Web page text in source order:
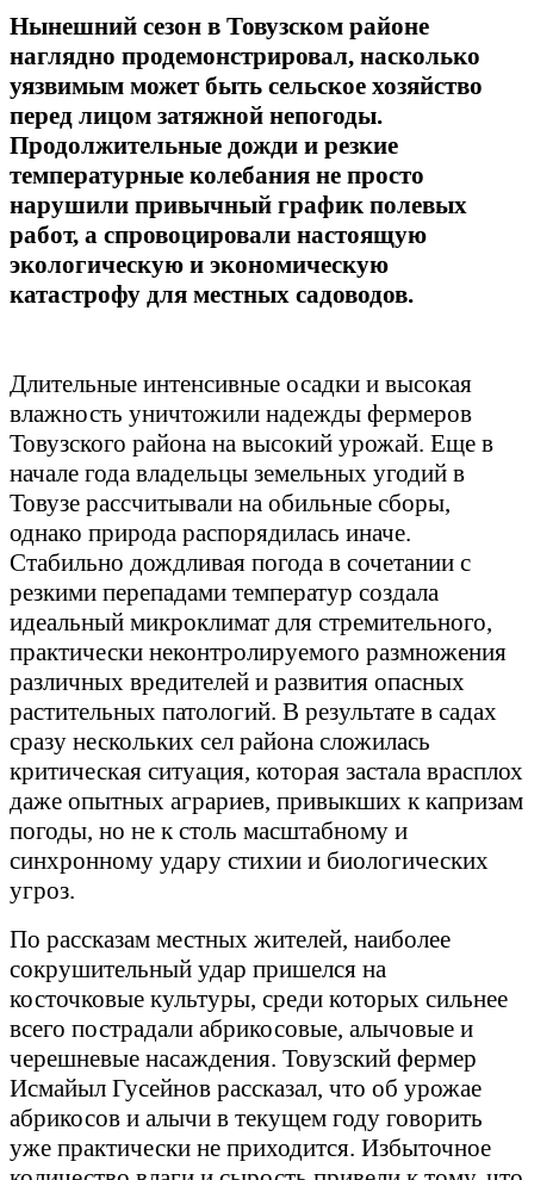
Нынешний сезон в Товузском районе
наглядно продемонстрировал, насколько
уязвимым может быть сельское хозяйство
перед лицом затяжной непогоды.
Продолжительные дожди и резкие
температурные колебания не просто
нарушили привычный график полевых
работ, а спровоцировали настоящую
экологическую и экономическую
катастрофу для местных садоводов.
Длительные интенсивные осадки и высокая
влажность уничтожили надежды фермеров
Товузского района на высокий урожай. Еще в
начале года владельцы земельных угодий в
Товузе рассчитывали на обильные сборы,
однако природа распорядилась иначе.
Стабильно дождливая погода в сочетании с
резкими перепадами температур создала
идеальный микроклимат для стремительного,
практически неконтролируемого размножения
различных вредителей и развития опасных
растительных патологий. В результате в садах
сразу нескольких сел района сложилась
критическая ситуация, которая застала врасплох
даже опытных аграриев, привыкших к капризам
погоды, но не к столь масштабному и
синхронному удару стихии и биологических
угроз.
По рассказам местных жителей, наиболее
сокрушительный удар пришелся на
косточковые культуры, среди которых сильнее
всего пострадали абрикосовые, алычовые и
черешневые насаждения. Товузский фермер
Исмайыл Гусейнов рассказал, что об урожае
абрикосов и алычи в текущем году говорить
уже практически не приходится. Избыточное